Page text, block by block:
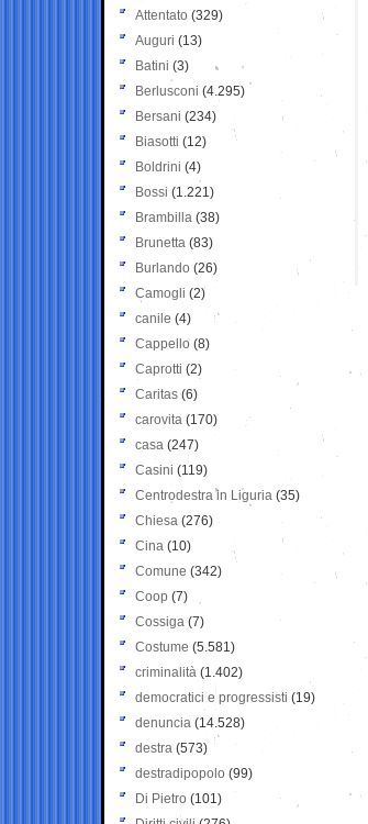
Attentato (329)
Auguri (13)
Batini (3)
Berlusconi (4.295)
Bersani (234)
Biasotti (12)
Boldrini (4)
Bossi (1.221)
Brambilla (38)
Brunetta (83)
Burlando (26)
Camogli (2)
canile (4)
Cappello (8)
Caprotti (2)
Caritas (6)
carovita (170)
casa (247)
Casini (119)
Centrodestra in Liguria (35)
Chiesa (276)
Cina (10)
Comune (342)
Coop (7)
Cossiga (7)
Costume (5.581)
criminalità (1.402)
democratici e progressisti (19)
denuncia (14.528)
destra (573)
destradipopolo (99)
Di Pietro (101)